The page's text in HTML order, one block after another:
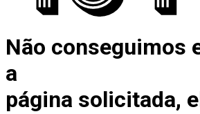
Não conseguimos
a
página solicitada,